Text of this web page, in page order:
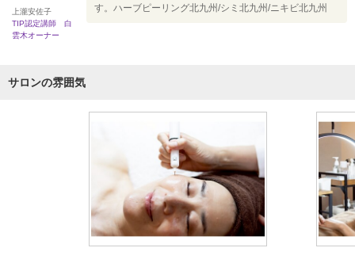
上瀧安佐子
TIP認定講師 白
雲木オーナー
す。ハーブピーリング北九州/シミ北九州/ニキビ北九州
サロンの雰囲気